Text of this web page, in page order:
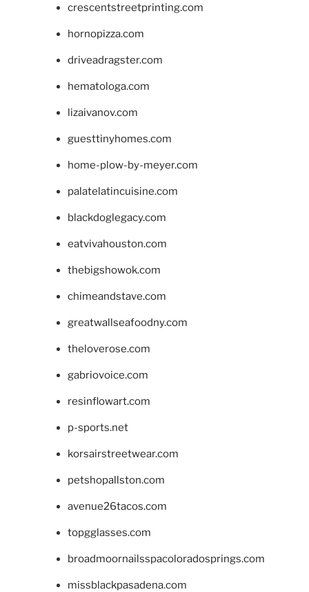
crescentstreetprinting.com
hornopizza.com
driveadragster.com
hematologa.com
lizaivanov.com
guesttinyhomes.com
home-plow-by-meyer.com
palatelatincuisine.com
blackdoglegacy.com
eatvivahouston.com
thebigshowok.com
chimeandstave.com
greatwallseafoodny.com
theloverose.com
gabriovoice.com
resinflowart.com
p-sports.net
korsairstreetwear.com
petshopallston.com
avenue26tacos.com
topgglasses.com
broadmoornailsspacoloradosprings.com
missblackpasadena.com